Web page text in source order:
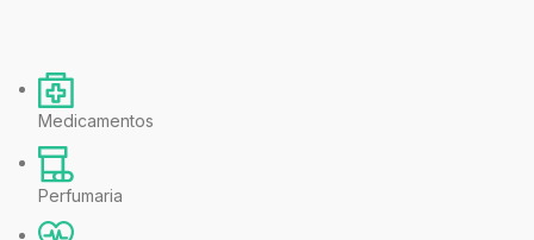
Medicamentos
Perfumaria